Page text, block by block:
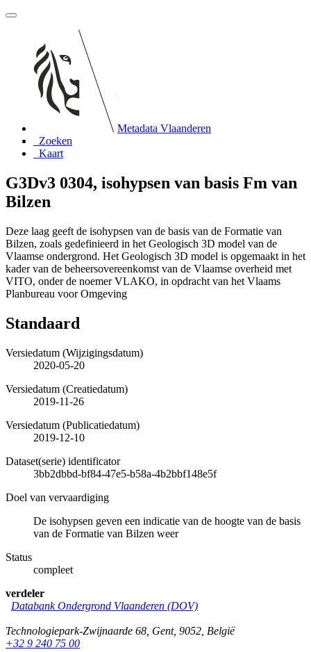
Metadata Vlaanderen
Zoeken
Kaart
G3Dv3 0304, isohypsen van basis Fm van
Bilzen
Deze laag geeft de isohypsen van de basis van de Formatie van
Bilzen, zoals gedefinieerd in het Geologisch 3D model van de
Vlaamse ondergrond. Het Geologisch 3D model is opgemaakt in het
kader van de beheersovereenkomst van de Vlaamse overheid met
VITO, onder de noemer VLAKO, in opdracht van het Vlaams
Planbureau voor Omgeving
Standaard
Versiedatum (Wijzigingsdatum)
2020-05-20
Versiedatum (Creatiedatum)
2019-11-26
Versiedatum (Publicatiedatum)
2019-12-10
Dataset(serie) identificator
3bb2dbbd-bf84-47e5-b58a-4b2bbf148e5f
Doel van vervaardiging
De isohypsen geven een indicatie van de hoogte van de basis
van de Formatie van Bilzen weer
Status
compleet
verdeler
Databank Ondergrond Vlaanderen (DOV)
Technologiepark-Zwijnaarde 68 Gent, 9052 België
+32 9 240 75 00